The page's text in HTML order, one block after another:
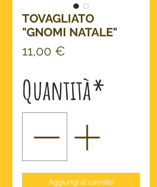
TOVAGLIATO
"GNOMI NATALE"
11,00 €
Quantità*
Aggiungi al carrello